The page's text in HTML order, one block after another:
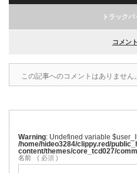
トラックバ
コメン
この記事へのコメントはありません。
Warning : Undefined variable
/home/hideo3284/clippy.red/
content/themes/core_tcd027/
名前 ( 必須 )